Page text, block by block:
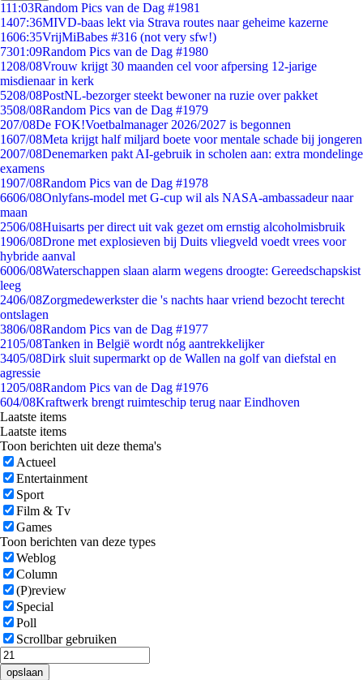
111:03Random Pics van de Dag #1981
1407:36MIVD-baas lekt via Strava routes naar geheime kazerne
1606:35VrijMiBabes #316 (not very sfw!)
7301:09Random Pics van de Dag #1980
1208/08Vrouw krijgt 30 maanden cel voor afpersing 12-jarige
misdienaar in kerk
5208/08PostNL-bezorger steekt bewoner na ruzie over pakket
3508/08Random Pics van de Dag #1979
207/08De FOK!Voetbalmanager 2026/2027 is begonnen
1607/08Meta krijgt half miljard boete voor mentale schade bij jongeren
2007/08Denemarken pakt AI-gebruik in scholen aan: extra mondelinge
examens
1907/08Random Pics van de Dag #1978
6606/08Onlyfans-model met G-cup wil als NASA-ambassadeur naar
maan
2506/08Huisarts per direct uit vak gezet om ernstig alcoholmisbruik
1906/08Drone met explosieven bij Duits vliegveld voedt vrees voor
hybride aanval
6006/08Waterschappen slaan alarm wegens droogte: Gereedschapskist
leeg
2406/08Zorgmedewerkster die 's nachts haar vriend bezocht terecht
ontslagen
3806/08Random Pics van de Dag #1977
2105/08Tanken in België wordt nóg aantrekkelijker
3405/08Dirk sluit supermarkt op de Wallen na golf van diefstal en
agressie
1205/08Random Pics van de Dag #1976
604/08Kraftwerk brengt ruimteschip terug naar Eindhoven
Laatste items
Laatste items
Toon berichten uit deze thema's
Actueel
Entertainment
Sport
Film & Tv
Games
Toon berichten van deze types
Weblog
Column
(P)review
Special
Poll
Scrollbar gebruiken
opslaan